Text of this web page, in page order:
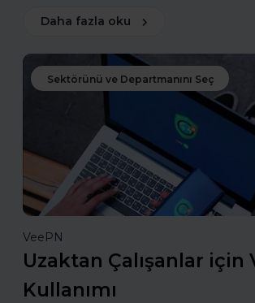
Daha fazla oku
Sektörünü ve Departmanını Seç
VeePN
Uzaktan Çalışanlar için
Kullanımı